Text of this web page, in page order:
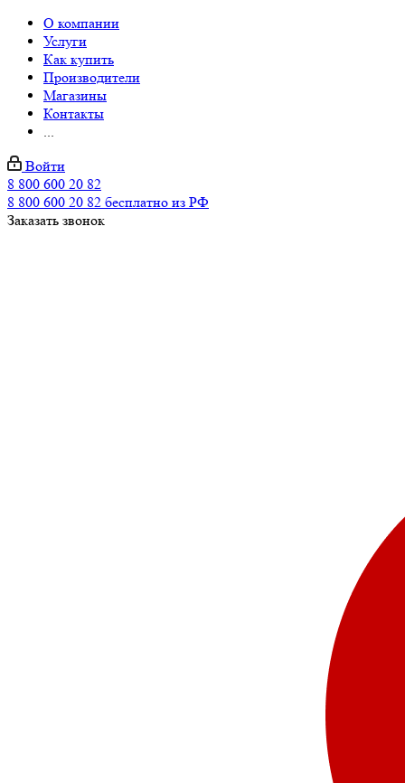
О компании
Услуги
Как купить
Производители
Магазины
Контакты
...
Войти
8 800 600 20 82
8 800 600 20 82 бесплатно из РФ
Заказать звонок